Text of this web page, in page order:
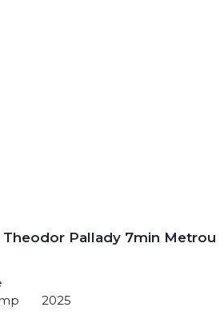
Pallady 7min Metrou
2025